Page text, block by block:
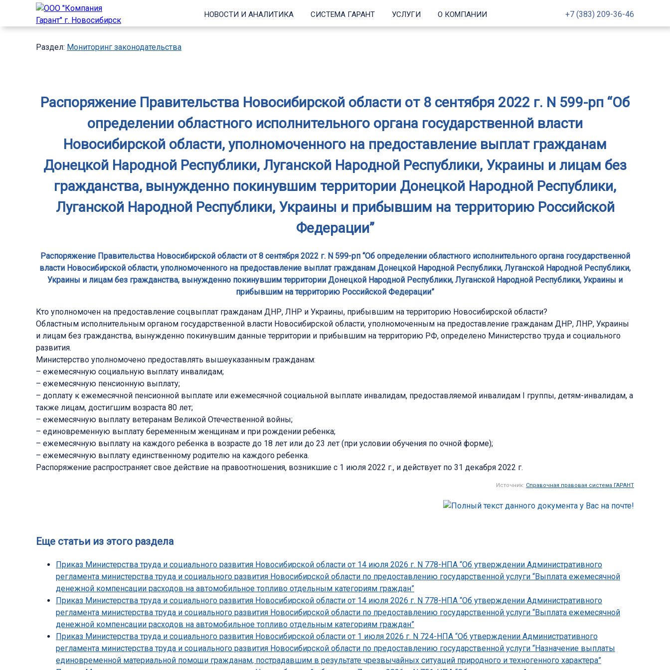
НОВОСТИ И АНАЛИТИКА СИСТЕМА ГАРАНТ УСЛУГИ О КОМПАНИИ +7 (383) 209-36-46
Раздел: Мониторинг законодательства
Распоряжение Правительства Новосибирской области от 8 сентября 2022 г. N 599-рп “Об
определении областного исполнительного органа государственной власти
Новосибирской области, уполномоченного на предоставление выплат гражданам
Донецкой Народной Республики, Луганской Народной Республики, Украины и лицам без
гражданства, вынужденно покинувшим территории Донецкой Народной Республики,
Луганской Народной Республики, Украины и прибывшим на территорию Российской
Федерации”
Распоряжение Правительства Новосибирской области от 8 сентября 2022 г. N 599-рп “Об определении областного исполнительного органа государственной
власти Новосибирской области, уполномоченного на предоставление выплат гражданам Донецкой Народной Республики, Луганской Народной Республики,
Украины и лицам без гражданства, вынужденно покинувшим территории Донецкой Народной Республики, Луганской Народной Республики, Украины и
прибывшим на территорию Российской Федерации”
Кто уполномочен на предоставление соцвыплат гражданам ДНР, ЛНР и Украины, прибывшим на территорию Новосибирской области?
Областным исполнительным органом государственной власти Новосибирской области, уполномоченным на предоставление гражданам ДНР, ЛНР, Украины
и лицам без гражданства, вынужденно покинувшим данные территории и прибывшим на территорию РФ, определено Министерство труда и социального
развития.
Министерство уполномочено предоставлять вышеуказанным гражданам:
– ежемесячную социальную выплату инвалидам;
– ежемесячную пенсионную выплату;
– доплату к ежемесячной пенсионной выплате или ежемесячной социальной выплате инвалидам, предоставляемой инвалидам I группы, детям-инвалидам, а
также лицам, достигшим возраста 80 лет;
– ежемесячную выплату ветеранам Великой Отечественной войны;
– единовременную выплату беременным женщинам и при рождении ребенка;
– ежемесячную выплату на каждого ребенка в возрасте до 18 лет или до 23 лет (при условии обучения по очной форме);
– ежемесячную выплату единственному родителю на каждого ребенка.
Распоряжение распространяет свое действие на правоотношения, возникшие с 1 июля 2022 г., и действует по 31 декабря 2022 г.
Источник: Справочная правовая система ГАРАНТ
Еще статьи из этого раздела
Приказ Министерства труда и социального развития Новосибирской области от 14 июля 2026 г. N 778-НПА “Об утверждении Административного
регламента министерства труда и социального развития Новосибирской области по предоставлению государственной услуги “Выплата ежемесячной
денежной компенсации расходов на автомобильное топливо отдельным категориям граждан”
Приказ Министерства труда и социального развития Новосибирской области от 14 июля 2026 г. N 778-НПА “Об утверждении Административного
регламента министерства труда и социального развития Новосибирской области по предоставлению государственной услуги “Выплата ежемесячной
денежной компенсации расходов на автомобильное топливо отдельным категориям граждан”
Приказ Министерства труда и социального развития Новосибирской области от 1 июля 2026 г. N 724-НПА “Об утверждении Административного
регламента министерства труда и социального развития Новосибирской области по предоставлению государственной услуги “Назначение выплаты
единовременной материальной помощи гражданам, пострадавшим в результате чрезвычайных ситуаций природного и техногенного характера”